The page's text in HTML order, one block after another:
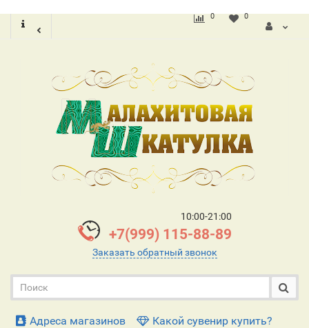
0 0
10:00-21:00
+7(999) 115-88-89
Заказать обратный звонок
Адреса магазинов Какой сувенир купить?